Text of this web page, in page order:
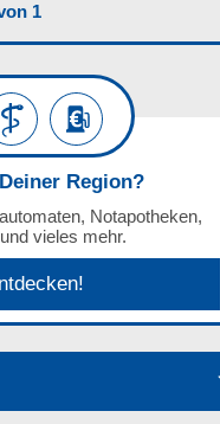
1
Region?
Notapotheken,
vieles mehr.